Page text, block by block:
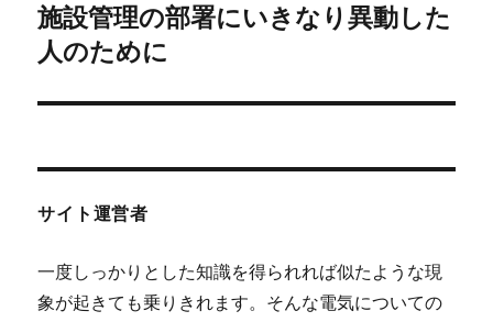
ー
シ
ン
次
の
稿:
施設管理の部署にいきなり異動した
人のために
サイト運営者
一度しっかりとした知識を得られれば似たような現
象が起きても乗りきれます。そんな電気についての